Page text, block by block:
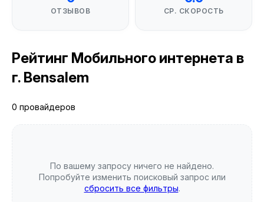
ОТЗЫВОВ СР. СКОРОСТЬ
Рейтинг Мобильного интернета в
г. Bensalem
0 провайдеров
По вашему запросу ничего не найдено.
Попробуйте изменить поисковый запрос или
сбросить все фильтры.